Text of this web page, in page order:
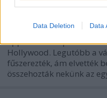
Data Deletion Data
Beautiful Creatures A
legkiszámíthatóbb műfaj
éppen ezért is próbál
Hollywood. Legutóbb a
fűszerezték, ám elvették
összehozták nekünk az